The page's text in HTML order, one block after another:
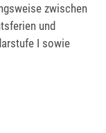
zwischen
und
I sowie